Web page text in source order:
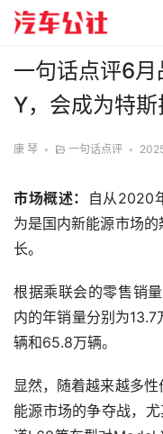
一句话点评6
Y，会成为特斯
康 琴 • 一句话点评 •
市场概述：
自从2020
为是国内新能源市场
长。
根据乘联会的零售销
内的年销量分别为
辆和65.8万辆。
显然，随着越来越多
能源市场的争夺战，